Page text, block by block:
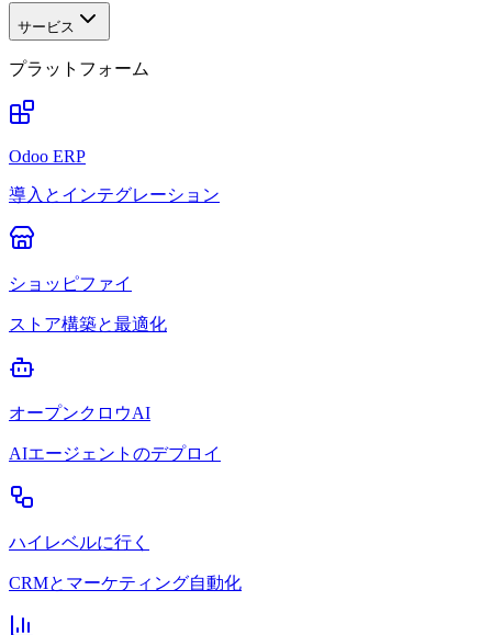
サービス
プラットフォーム
Odoo ERP
導入とインテグレーション
ショッピファイ
ストア構築と最適化
オープンクロウAI
AIエージェントのデプロイ
ハイレベルに行く
CRMとマーケティング自動化